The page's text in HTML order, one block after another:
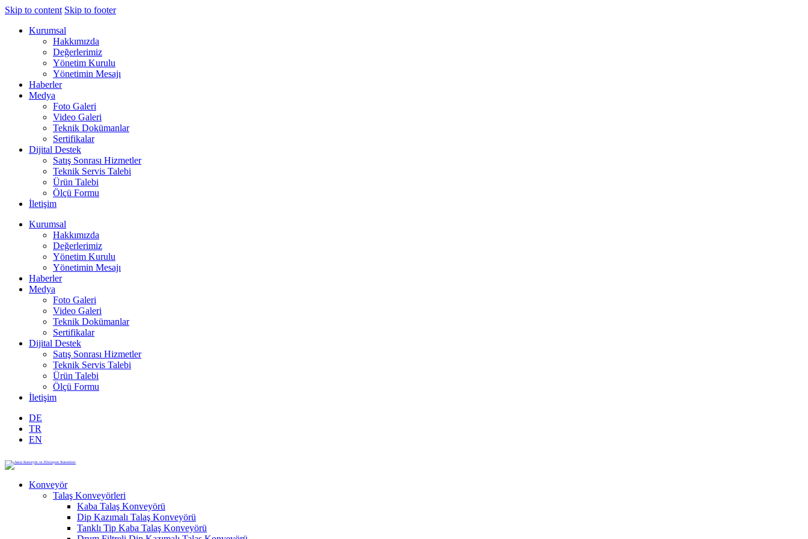
Skip to content Skip to footer
Kurumsal
Hakkımızda
Değerlerimiz
Yönetim Kurulu
Yönetimin Mesajı
Haberler
Medya
Foto Galeri
Video Galeri
Teknik Dokümanlar
Sertifikalar
Dijital Destek
Satış Sonrası Hizmetler
Teknik Servis Talebi
Ürün Talebi
Ölçü Formu
İletişim
Kurumsal
Hakkımızda
Değerlerimiz
Yönetim Kurulu
Yönetimin Mesajı
Haberler
Medya
Foto Galeri
Video Galeri
Teknik Dokümanlar
Sertifikalar
Dijital Destek
Satış Sonrası Hizmetler
Teknik Servis Talebi
Ürün Talebi
Ölçü Formu
İletişim
DE
TR
EN
Konveyör
Talaş Konveyörleri
Kaba Talaş Konveyörü
Dip Kazımalı Talaş Konveyörü
Tanklı Tip Kaba Talaş Konveyörü